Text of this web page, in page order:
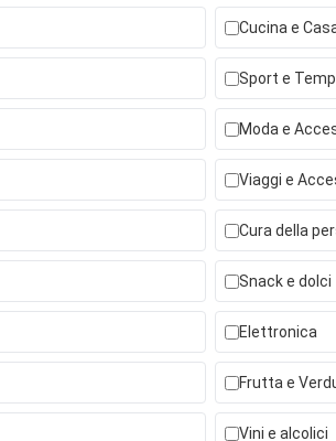
Cucina e
Sport e
Moda e
Viaggi e
Cura della
Snack e dolci
Elettronica
Frutta e
Vini e alcolici